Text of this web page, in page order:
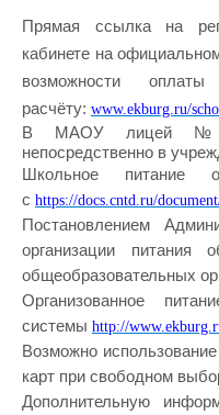
Прямая ссылка на
кабинете на
возможности
расчёту: www.ekburg.ru/
В МАОУ лицей №
непосредственно в
Школьное питание
с https://docs.cntd.ru/
Постановлением
организации питания
общеобразовательных
Организованное
системы http://
Возможно
карт при свободном
Дополнительную